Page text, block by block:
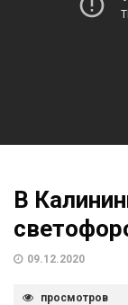
В
09.12.2020
просмотров